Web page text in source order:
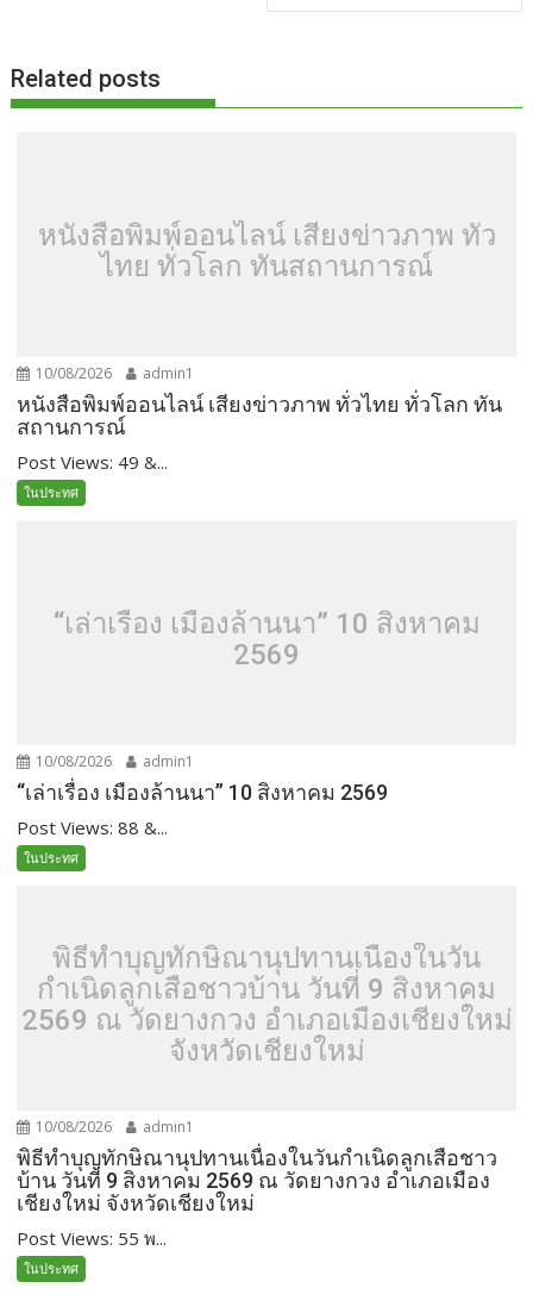
Related posts
หนังสือพิมพ์ออนไลน์ เสียงข่าวภาพ ทั่ว
ไทย ทั่วโลก ทันสถานการณ์
10/08/2026 admin1
หนังสือพิมพ์ออนไลน์ เสียงข่าวภาพ ทั่วไทย ทั่วโลก ทัน
สถานการณ์
Post Views: 49 &...
ในประทศ
“เล่าเรื่อง เมืองล้านนา” 10 สิงหาคม
2569
10/08/2026 admin1
“เล่าเรื่อง เมืองล้านนา” 10 สิงหาคม 2569
Post Views: 88 &...
ในประทศ
พิธีทำบุญทักษิณานุปทานเนื่องในวัน
กำเนิดลูกเสือชาวบ้าน วันที่ 9 สิงหาคม
2569 ณ วัดยางกวง อำเภอเมืองเชียงใหม่
จังหวัดเชียงใหม่
10/08/2026 admin1
พิธีทำบุญทักษิณานุปทานเนื่องในวันกำเนิดลูกเสือชาว
บ้าน วันที่ 9 สิงหาคม 2569 ณ วัดยางกวง อำเภอเมือง
เชียงใหม่ จังหวัดเชียงใหม่
Post Views: 55 พ...
ในประทศ